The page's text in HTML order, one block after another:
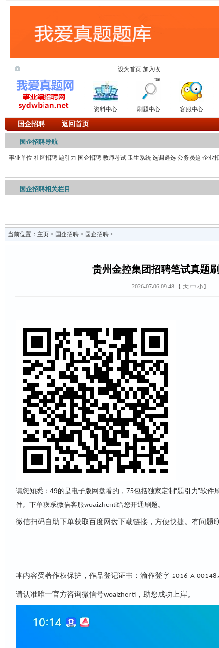
设为首页 加入收
藏
资料中心 刷题中心 客服中心
国企招聘 返回首页
国企招聘导航
事业单位 社区招聘 题引力 国企招聘 教师考试 卫生系统 选调遴选 公务员题 企业
国企招聘相关栏目
当前位置： 主页 > 国企招聘 > 国企招聘 >
贵州金控集团招聘笔试真题
2026-07-06 09:48 【 大 中 小】
请您知悉：49的是电子版网盘看的，75包括独家定制“题引力”软件
件。下单联系微信客服woaizhenti给您开通刷题。
微信扫码自助下单获取百度网盘下载链接，方便快捷。有问题
本内容受著作权保护，作品登记证书：渝作登字-2016-A-
请认准唯一官方咨询微信号woaizhenti，助您成功上岸。